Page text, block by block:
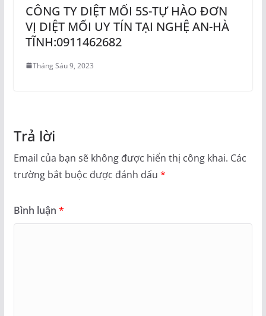
CÔNG TY DIỆT MỐI 5S-TỰ HÀO ĐƠN
VỊ DIỆT MỐI UY TÍN TẠI NGHỆ AN-HÀ
TĨNH:0911462682
Tháng Sáu 9, 2023
Trả lời
Email của bạn sẽ không được hiển thị công khai. Các
trường bắt buộc được đánh dấu *
Bình luận *